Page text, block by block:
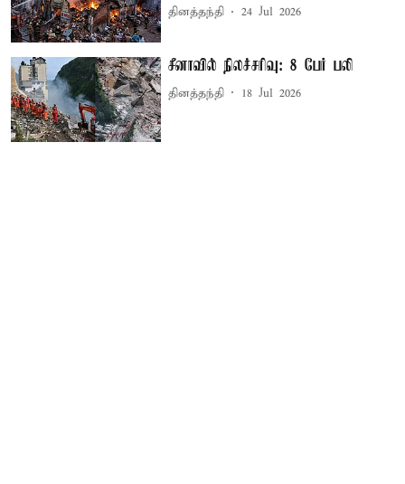
தினத்தந்தி 24 Jul 2026
சீனாவில் நிலச்சரிவு: 8 பேர் பலி
தினத்தந்தி 18 Jul 2026